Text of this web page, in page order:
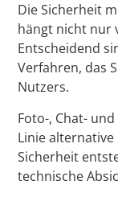
Die Sicherheit
hängt nicht nur
Entscheidend
Verfahren, das
Nutzers.
Foto-, Chat-
Linie alternative
Sicherheit
technische